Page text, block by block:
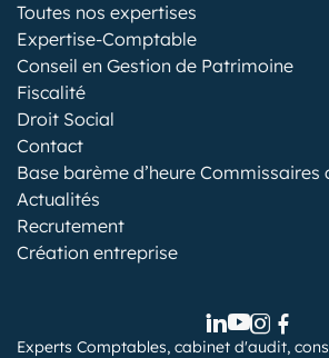
Toutes nos expertises
Expertise-Comptable
Conseil en Gestion de Patrimoine
Fiscalité
Droit Social
Contact
Base barème d’heure Commissaires
Actualités
Recrutement
Création entreprise
Experts Comptables, cabinet d'audit,